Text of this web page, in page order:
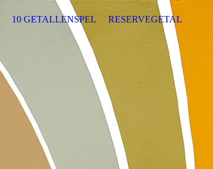
10 GETALLENSPEL RESERVEGETAL